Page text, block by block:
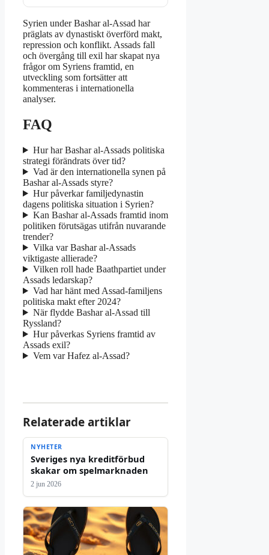
Syrien under Bashar al-Assad har
präglats av dynastiskt överförd makt,
repression och konflikt. Assads fall
och övergång till exil har skapat nya
frågor om Syriens framtid, en
utveckling som fortsätter att
kommenteras i internationella
analyser.
FAQ
Hur har Bashar al-Assads politiska
strategi förändrats över tid?
Vad är den internationella synen på
Bashar al-Assads styre?
Hur påverkar familjedynastin
dagens politiska situation i Syrien?
Kan Bashar al-Assads framtid inom
politiken förutsägas utifrån nuvarande
trender?
Vilka var Bashar al-Assads
viktigaste allierade?
Vilken roll hade Baathpartiet under
Assads ledarskap?
Vad har hänt med Assad-familjens
politiska makt efter 2024?
När flydde Bashar al-Assad till
Ryssland?
Hur påverkas Syriens framtid av
Assads exil?
Vem var Hafez al-Assad?
Relaterade artiklar
NYHETER
Sveriges nya kreditförbud
skakar om spelmarknaden
2 jun 2026